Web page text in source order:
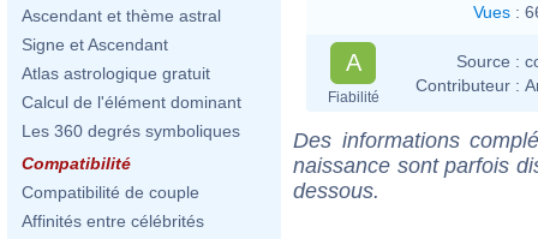
Ascendant et thème astral
Signe et Ascendant
Atlas astrologique gratuit
Calcul de l'élément dominant
Les 360 degrés symboliques
Compatibilité
Compatibilité de couple
Affinités entre célébrités
Vues :
A
Fiabilité
Source :
Contributeur :
Des informations
naissance sont parfois
dessous.